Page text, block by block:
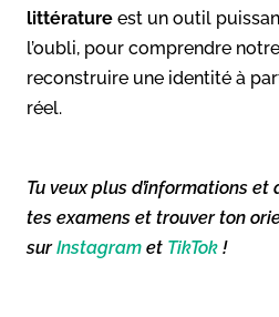
littérature est un outil
l’oubli, pour comprendre
reconstruire une identité à
réel.
Tu veux plus d’informations
tes examens et trouver ton
surInstagram et TikTok !